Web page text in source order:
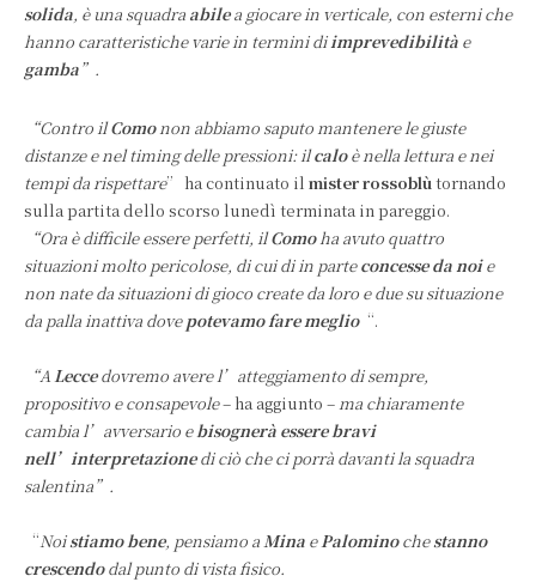
solida, è una squadra abilea giocare in verticale, con esterni che
hanno caratteristiche varie in termini diimprevedibilità e
gamba”.
“Contro ilComonon abbiamo saputo mantenere le giuste
distanze e nel timing delle pressioni: ilcaloè nella lettura e nei
tempi da rispettare” ha continuato il mister rossoblùtornando
sulla partita dello scorso lunedì terminata in pareggio.
“Ora è difficile essere perfetti, ilComoha avuto quattro
situazioni molto pericolose, di cui di in parteconcesse da noie
non nate da situazioni di gioco create da loro e due su situazione
da palla inattiva dovepotevamo fare meglio“.
“ALeccedovremo avere l’atteggiamento di sempre,
propositivo e consapevole– ha aggiunto –ma chiaramente
cambia l’avversario ebisognerà essere bravi
nell’interpretazionedi ciò che ci porrà davanti la squadra
salentina”.
“Noistiamo bene, pensiamo aMina ePalominochestanno
crescendodal punto di vista fisico.